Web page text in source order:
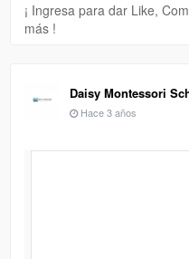
¡ Ingresa para dar Like,
más !
Daisy Montessori
Hace 3 años